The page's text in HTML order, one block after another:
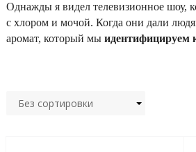
Однажды я видел телевизионное шоу,
с хлором и мочой. Когда они дали
аромат, который мы идентифицируем
Без сортировки